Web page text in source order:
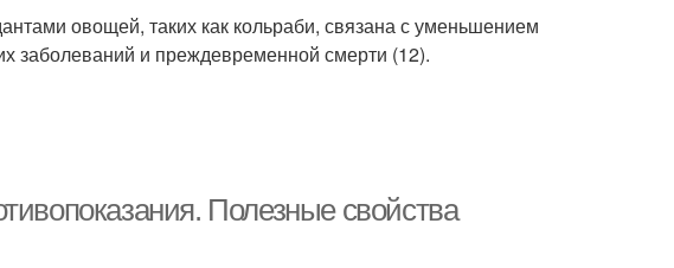
овощей, таких как кольраби, связана с уменьшением
заболеваний и преждевременной смерти (12).
Полезные свойства